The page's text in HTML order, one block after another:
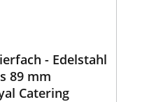
- Edelstahl
89 mm
Catering